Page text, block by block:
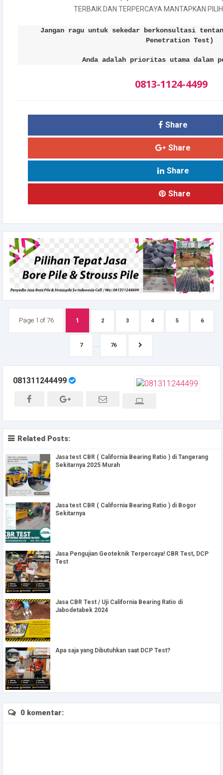
TERBAIK DAN TERPERCAYA MANTAPKAN
Jangan ragu untuk sekedar berkonsultasi
Penetration Test)
Anda adalah prioritas utama dalam
0813-1124-4499
Share
Share
Share
Share
Page 1 of 76 1 2 3 4 5 6
7 ... 76
081311244499
Related Posts:
Jasa test CBR ( California Bearing Ratio ) di Tangerang
Sekitarnya 2025 Murah
Jasa test CBR ( California Bearing Ratio ) di Bogor
Sekitarnya
Jasa Pengujian Geoteknik Terpercaya! CBR Test, DCP
Test
Jasa CBR Test / Uji California Bearing Ratio di
Jabodetabek 2024
Apa saja yang Dibutuhkan saat DCP Test?
0 komentar: